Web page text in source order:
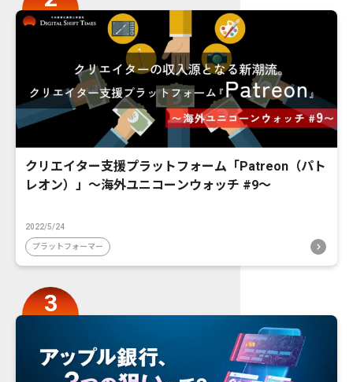
クリエイター支援プラットフォーム「Patreon（パト
レオン）」〜海外ユニコーンウォッチ #9〜
2022/5/24
プラットフォーマー